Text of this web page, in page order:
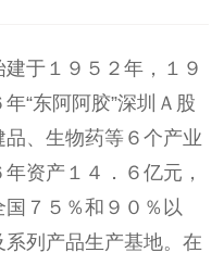
于１９５２年，１９
“东阿阿胶”深圳Ａ股
、生物药等６个产业
资产１４．６亿元，
７５％和９０％以
列产品生产基地。在